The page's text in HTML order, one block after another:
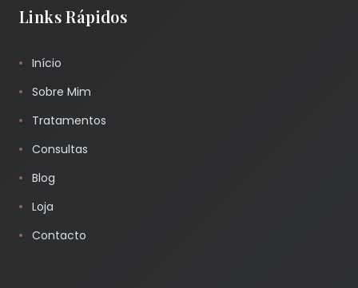
Links Rápidos
Início
Sobre Mim
Tratamentos
Consultas
Blog
Loja
Contacto